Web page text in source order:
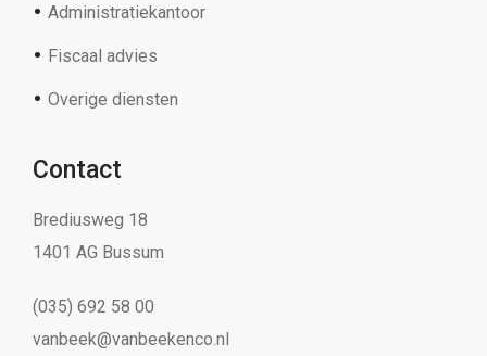
Administratiekantoor
Fiscaal advies
Overige diensten
Contact
Brediusweg 18
1401 AG Bussum
(035) 692 58 00
vanbeek@vanbeekenco.nl